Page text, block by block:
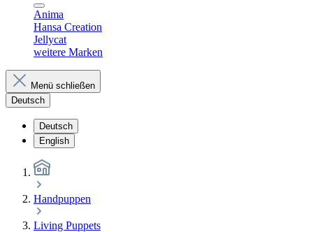
Anima
Hansa Creation
Jellycat
weitere Marken
Menü schließen
Deutsch
Deutsch
English
Handpuppen
Living Puppets